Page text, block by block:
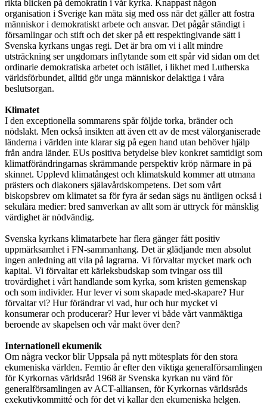
rikta blicken på demokratin i vår kyrka. Knappast någon
organisation i Sverige kan mäta sig med oss när det gäller att fostra
människor i demokratiskt arbete och ansvar. Det pågår ständigt i
församlingar och stift och det sker på ett respektingivande sätt i
Svenska kyrkans ungas regi. Det är bra om vi i allt mindre
utsträckning ser ungdomars inflytande som ett spår vid sidan om det
ordinarie demokratiska arbetet och istället, i likhet med Lutherska
världsförbundet, alltid gör unga människor delaktiga i våra
beslutsorgan.
Klimatet
I den exceptionella sommarens spår följde torka, bränder och
nödslakt. Men också insikten att även ett av de mest välorganiserade
länderna i världen inte klarar sig på egen hand utan behöver hjälp
från andra länder. EUs positiva betydelse blev konkret samtidigt som
klimatförändringarnas skrämmande perspektiv kröp närmare in på
skinnet. Upplevd klimatångest och klimatskuld kommer att utmana
prästers och diakoners själavårdskompetens. Det som vårt
biskopsbrev om klimatet sa för fyra år sedan sägs nu äntligen också i
sekulära medier: bred samverkan av allt som är uttryck för mänsklig
värdighet är nödvändig.
Svenska kyrkans klimatarbete har flera gånger fått positiv
uppmärksamhet i FN-sammanhang. Det är glädjande men absolut
ingen anledning att vila på lagrarna. Vi förvaltar mycket mark och
kapital. Vi förvaltar ett kärleksbudskap som tvingar oss till
trovärdighet i vårt handlande som kyrka, som kristen gemenskap
och som individer. Hur lever vi som skapade med-skapare? Hur
förvaltar vi? Hur förändrar vi vad, hur och hur mycket vi
konsumerar och producerar? Hur lever vi både vårt vanmäktiga
beroende av skapelsen och vår makt över den?
Internationell ekumenik
Om några veckor blir Uppsala på nytt mötesplats för den stora
ekumeniska världen. Femtio år efter den viktiga generalförsamlingen
för Kyrkornas världsråd 1968 är Svenska kyrkan nu värd för
generalförsamlingen av ACT-alliansen, för Kyrkornas världsråds
exekutivkommitté och för det vi kallar den ekumeniska helgen.